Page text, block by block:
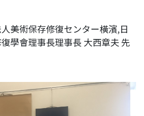
美術保存修復センター橫濱,日
學會理事長理事長 大西章夫 先
日本東京參訪者合影